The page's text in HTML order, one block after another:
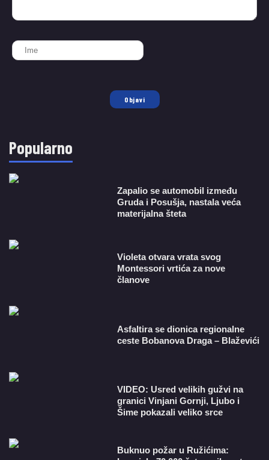
Objavi
Popularno
Zapalio se automobil između
Gruda i Posušja, nastala veća
materijalna šteta
Violeta otvara vrata svog
Montessori vrtića za nove
članove
Asfaltira se dionica regionalne
ceste Bobanova Draga – Blaževići
VIDEO: Usred velikih gužvi na
granici Vinjani Gornji, Ljubo i
Šime pokazali veliko srce
Buknuo požar u Ružićima: